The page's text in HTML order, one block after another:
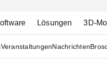
Lösungen 3D-
VeranstaltungenNachrichten